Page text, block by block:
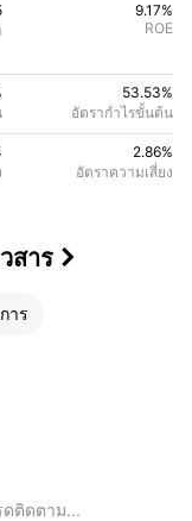
9.17%
ROE
53.53%
อัตรากําไรขั้นต้น
2.86%
อัตราความเสี่ยง
สาร 
าร
ดติดตาม...